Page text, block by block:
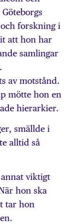
forskning i
att hon har
samlingar
av motstånd.
mötte hon en
hierarkier.
smällde i
alltid så
viktigt
hon ska
tar hon